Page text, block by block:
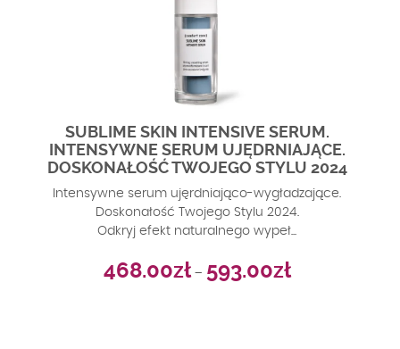
SUBLIME SKIN INTENSIVE SERUM.
INTENSYWNE SERUM UJĘDRNIAJĄCE.
DOSKONAŁOŚĆ TWOJEGO STYLU 2024
Intensywne serum ujęrdniająco-wygładzające.
Doskonałość Twojego Stylu 2024.
Odkryj efekt naturalnego wypeł...
468.00zł – 593.00złcen: